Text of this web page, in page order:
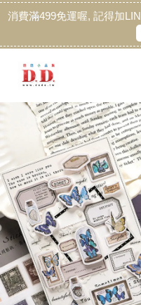
消費滿499免運喔, 記得加
您的購物